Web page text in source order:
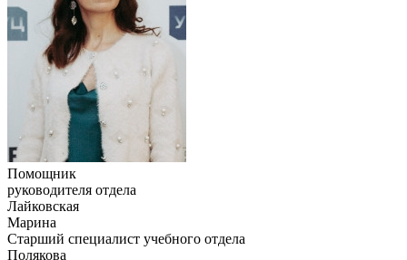
Помощник
руководителя отдела
Лайковская
Марина
Старший специалист учебного отдела
Полякова